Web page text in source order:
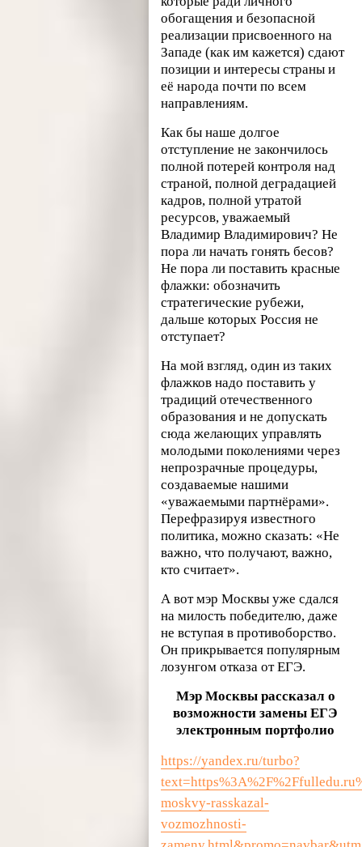
обогащения и безопасной
реализации присвоенного на
Западе (как им кажется) сдают
позиции и интересы страны и
её народа почти по всем
направлениям.
Как бы наше долгое
отступление не закончилось
полной потерей контроля над
страной, полной деградацией
кадров, полной утратой
ресурсов, уважаемый
Владимир Владимирович? Не
пора ли начать гонять бесов?
Не пора ли поставить красные
флажки: обозначить
стратегические рубежи,
дальше которых Россия не
отступает?
На мой взгляд, один из таких
флажков надо поставить у
традиций отечественного
образования и не допускать
сюда желающих управлять
молодыми поколениями через
непрозрачные процедуры,
создаваемые нашими
«уважаемыми партнёрами».
Перефразируя известного
политика, можно сказать: «Не
важно, что получают, важно,
кто считает».
А вот мэр Москвы уже сдался
на милость победителю, даже
не вступая в противоборство.
Он прикрывается популярным
лозунгом отказа от ЕГЭ.
Мэр Москвы рассказал о
возможности замены ЕГЭ
электронным портфолио
https://yandex.ru/turbo?
moskvy-rasskazal-
vozmozhnosti-